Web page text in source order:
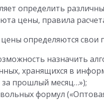
определить
цены, правила
определяются свои
назначить
хранящихся в
за прошлый месяц…»);
формул